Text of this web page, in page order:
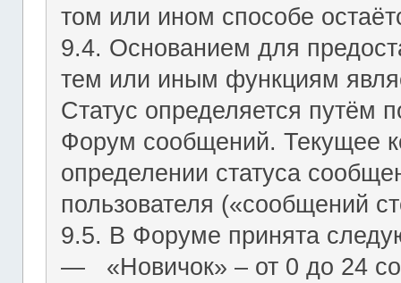
том или ином способе
9.4. Основанием для
тем или иным функциям
Статус определяется путём
Форум сообщений. Текущее
определении статуса
пользователя («сообщений
9.5. В Форуме принята
― «Новичок» – от 0 до 24